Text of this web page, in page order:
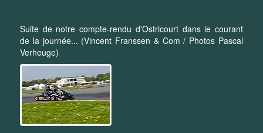
Suite de notre compte-rendu d'Ostricourt dans le courant
de la journée... (Vincent Franssen & Com / Photos Pascal
Verheuge)